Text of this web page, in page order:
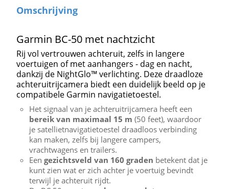
Omschrijving
Garmin BC-50 met nachtzicht
Rij vol vertrouwen achteruit, zelfs in langere
voertuigen of met aanhangers - dag en nacht,
dankzij de NightGlo™ verlichting. Deze draadloze
achteruitrijcamera biedt een duidelijk beeld op je
compatibele Garmin navigatietoestel.
Het signaal van je achteruitrijcamera heeft een
bereik van maximaal 15 m (50 feet), waardoor
je satellietnavigatietoestel draadloos verbinding
kan maken, zelfs bij langere campers,
vrachtwagens en trailers.
Een gezichtsveld van 160 graden betekent dat je
kunt zien wat er zich achter je voertuig bevindt
terwijl je achteruit rijdt.